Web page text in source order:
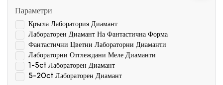
Кръгла Лаборатория Диамант
Лабораторен Диамант На Фантастична Форма
Фантастични Цветни Лабораторни Диаманти
Лабораторни Отглеждани Меле Диаманти
1-5ct Лабораторен Диамант
5-20ct Лабораторен Диамант
Параметри